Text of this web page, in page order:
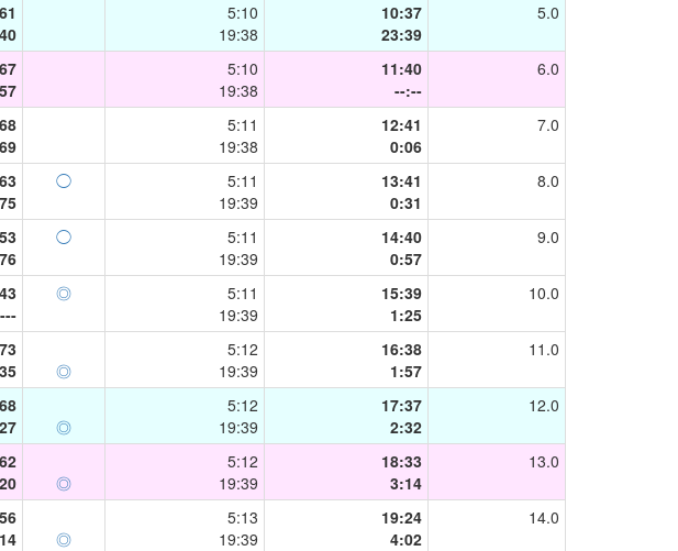
61
40
5:10
19:38
10:37
23:39
5.0
67
57
5:10
19:38
11:40
--:--
6.0
68
69
5:11
19:38
12:41
0:06
7.0
63
75
◯
5:11
19:39
13:41
0:31
8.0
53
76
◯
5:11
19:39
14:40
0:57
9.0
43
---
◎
5:11
19:39
15:39
1:25
10.0
73
35
◎
5:12
19:39
16:38
1:57
11.0
68
27
◎
5:12
19:39
17:37
2:32
12.0
62
20
◎
5:12
19:39
18:33
3:14
13.0
56
14
◎
5:13
19:39
19:24
4:02
14.0